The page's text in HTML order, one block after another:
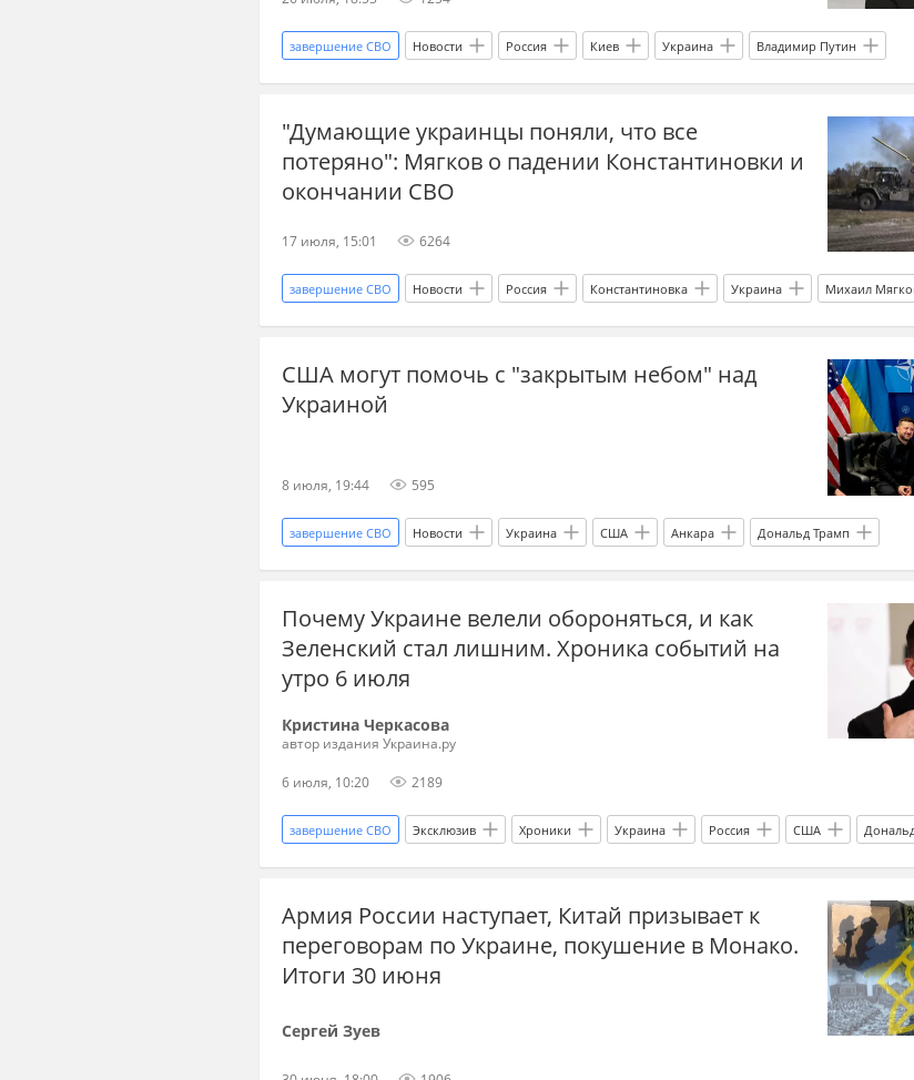
завершение СВО Новости Россия Киев Украина Владимир Путин
Иосиф Сталин Украина.ру Западная Украина прогнозы СВО УССР
Мир без границ
"Думающие украинцы поняли, что все
потеряно": Мягков о падении Константиновки и
окончании СВО
17 июля, 15:01 6264
завершение СВО Новости Россия Константиновка Украина Михаил
Украина.ру Главные новости главное СВО новости СВО новости СВО
прогнозы СВО новости СВО сейчас дзен новости СВО когда завершится СВО
война на Украине
США могут помочь с "закрытым небом" над
Украиной
8 июля, 19:44 595
завершение СВО Новости Украина США Анкара Дональд Трамп
Владимир Зеленский НАТО Youtube Украина.ру Россия
Почему Украине велели обороняться, и как
Зеленский стал лишним. Хроника событий на
утро 6 июля
Кристина Черкасова
автор издания Украина.ру
6 июля, 10:20 2189
завершение СВО Эксклюзив Хроники Украина Россия США
Владимир Зеленский Джей Ди Вэнс Вооруженные силы Украины НАТО
Мир без границ переговоры новости переговоров
новости о переговорах России и Украины СВО Спецоперация
Армия России наступает, Китай призывает к
переговорам по Украине, покушение в Монако.
Итоги 30 июня
Сергей Зуев